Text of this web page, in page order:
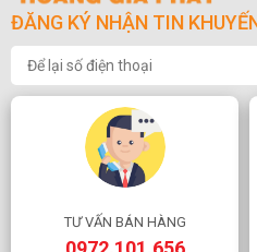
ĐĂNG KÝ NHẬN TIN
TƯ VẤN BÁN HÀNG